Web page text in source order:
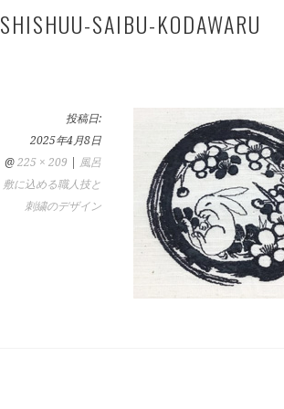
SHISHUU-SAIBU-KODAWARU
投稿日:
2025年4月8日
@ 225 × 209
風呂
敷に込める職人技と
刺繍のデザイン